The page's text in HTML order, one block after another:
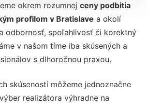
okrem rozumnej ceny podbitia
profilom v Bratislave a okolí
odbornosť, spoľahlivosť či korektný
v našom tíme iba skúsených a
s dlhoročnou praxou.
skúseností môžeme jednoznačne
realizátora výhradne na